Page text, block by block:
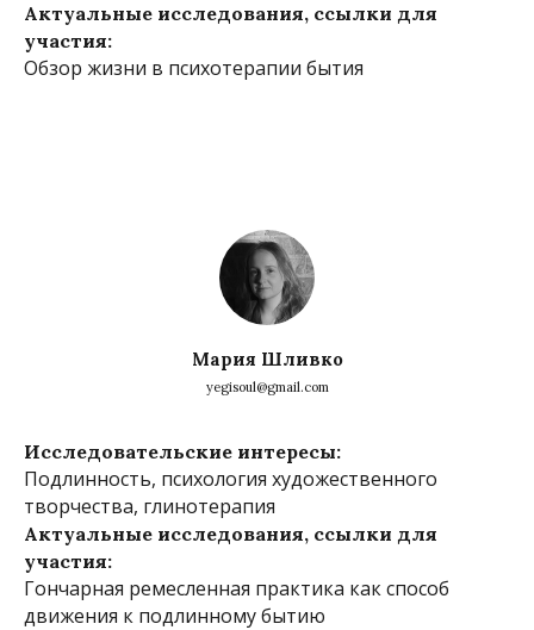
Актуальные исследования, ссылки для
участия:
Обзор жизни в психотерапии бытия
Мария Шливко
yegisoul@gmail.com
Исследовательские интересы:
Подлинность, психология художественного
творчества, глинотерапия
Актуальные исследования, ссылки для
участия:
Гончарная ремесленная практика как способ
движения к подлинному бытию